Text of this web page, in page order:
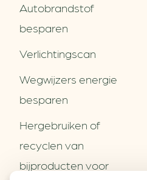
Partners
Contact
Autobrandstof
besparen
Verlichtingscan
Wegwijzers energie
besparen
Hergebruiken of
recyclen van
bijproducten voor